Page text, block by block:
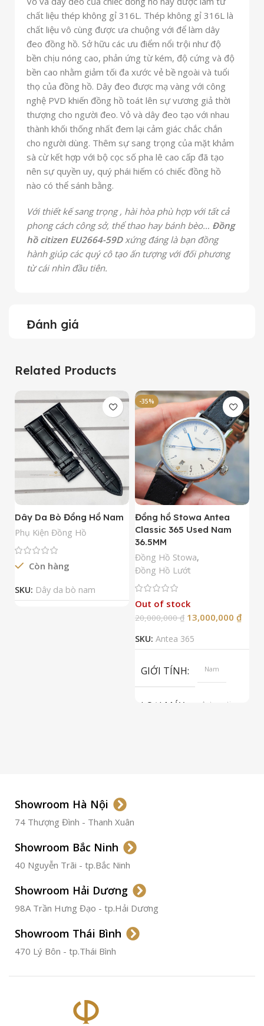
chất liệu thép không gỉ 316L. Thép không gỉ 316L là
chất liệu vô cùng được ưa chuộng với để làm dây
đeo đồng hồ. Sở hữu các ưu điểm nổi trội như độ
bền chịu nóng cao, phản ứng từ kém, độ cứng và độ
bền cao nhằm giảm tối đa xước vẻ bề ngoài và tuổi
thọ của đồng hồ. Dây đeo được mạ vàng với công
nghệ PVD khiến đồng hồ toát lên sự vương giả thời
thượng cho người đeo. Vỏ và dây đeo tạo với nhau
thành khối thống nhất đem lại cảm giác chắc chắn
cho người dùng. Thêm sự sang trọng của mặt khảm
sà cừ kết hợp với bộ cọc số pha lê cao cấp đã tạo
nên sự quyền uy, quý phái hiếm có chiếc đồng hồ
nào có thể sánh bằng.
Với thiết kế sang trọng , hài hòa phù hợp với tất cả
phong cách công sở, thể thao hay bánh bèo… Đồng
hồ citizen EU2664-59Dxứng đáng là bạn đồng
hành giúp các quý cô tạo ấn tượng với đối phương
từ cái nhìn đầu tiên.
Đánh giá
Related Products
Dây Da Bò Đồng Hồ Nam
Phụ Kiện Đồng Hồ
Còn hàng
SKU: Dây da bò nam
-35%
Đồng hồ Stowa Antea
Classic 365 Used Nam
36.5MM
Đồng Hồ Stowa,
Đồng Hồ Lướt
Out of stock
20,000,000₫ 13,000,000 ₫
SKU: Antea 365
GIỚI TÍNH Nam
LOẠI MÁY
Automatic
CHỐNG NƯỚC
Showroom Hà Nội
74 Thượng Đình - Thanh Xuân
Showroom Bắc Ninh
40 Nguyễn Trãi - tp.Bắc Ninh
Showroom Hải Dương
98A Trần Hưng Đạo - tp.Hải Dương
Showroom Thái Bình
470 Lý Bôn - tp.Thái Bình